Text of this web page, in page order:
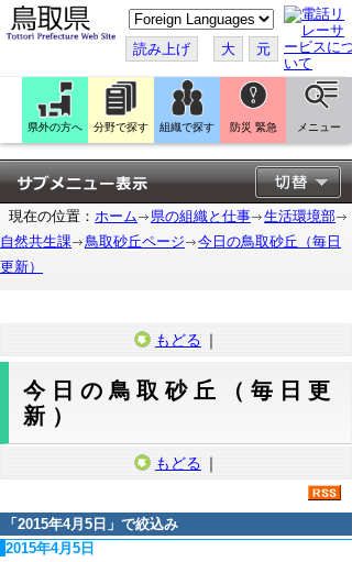
こ
の
ペ
ー
ジ
翻
訳
す
る
読み上げ 大 元
県外の方へ 分野で探す 組織で探す 防災 緊急 メニュー
現在の位置： ホーム 県の組織と仕事
生活環境部
自然共生課
鳥取砂丘ページ
今日の鳥取砂丘（毎日
更新）
もどる ｜
今日の鳥取砂丘（毎日更
新）
もどる ｜
「 2015年4月5日 」で絞込み
2015年4月5日